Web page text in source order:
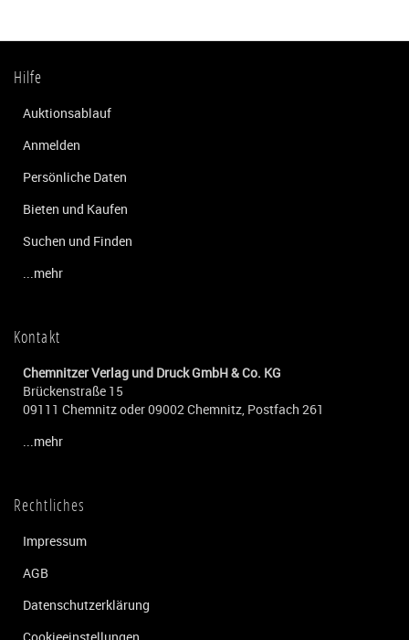
Hilfe
Auktionsablauf
Anmelden
Persönliche Daten
Bieten und Kaufen
Suchen und Finden
...mehr
Kontakt
Chemnitzer Verlag und Druck GmbH & Co. KG
Brückenstraße 15
09111 Chemnitz oder 09002 Chemnitz, Postfach 261
...mehr
Rechtliches
Impressum
AGB
Datenschutzerklärung